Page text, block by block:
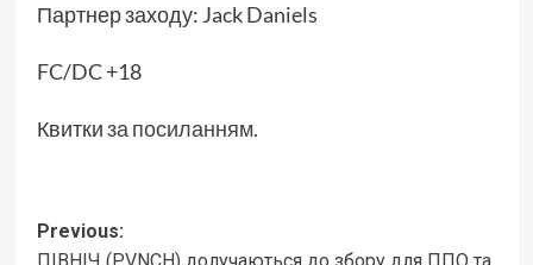
Партнер заходу: Jack Daniels
FC/DC +18
Квиткиза посиланням.
Post
Previous: